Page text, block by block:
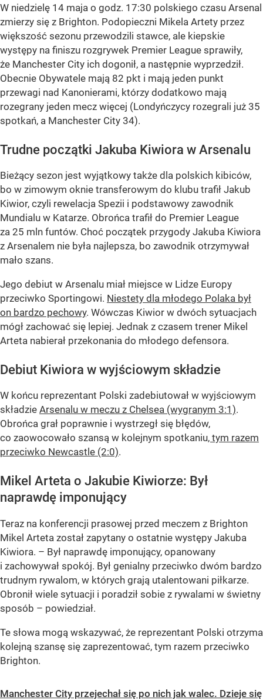
W niedzielę 14 maja o godz. 17:30 polskiego czasu Arsenal
zmierzy się z Brighton. Podopieczni Mikela Artety przez
większość sezonu przewodzili stawce, ale kiepskie
występy na finiszu rozgrywek Premier League sprawiły,
że Manchester City ich dogonił, a następnie wyprzedził.
Obecnie Obywatele mają 82 pkt i mają jeden punkt
przewagi nad Kanonierami, którzy dodatkowo mają
rozegrany jeden mecz więcej (Londyńczycy rozegrali już 35
spotkań, a Manchester City 34).
Trudne początki Jakuba Kiwiora w Arsenalu
Bieżący sezon jest wyjątkowy także dla polskich kibiców,
bo w zimowym oknie transferowym do klubu trafił Jakub
Kiwior, czyli rewelacja Spezii i podstawowy zawodnik
Mundialu w Katarze. Obrońca trafił do Premier League
za 25 mln funtów. Choć początek przygody Jakuba Kiwiora
z Arsenalem nie była najlepsza, bo zawodnik otrzymywał
mało szans.
Jego debiut w Arsenalu miał miejsce w Lidze Europy
przeciwko Sportingowi. Niestety dla młodego Polaka był
on bardzo pechowy. Wówczas Kiwior w dwóch sytuacjach
mógł zachować się lepiej. Jednak z czasem trener Mikel
Arteta nabierał przekonania do młodego defensora.
Debiut Kiwiora w wyjściowym składzie
W końcu reprezentant Polski zadebiutował w wyjściowym
składzie Arsenalu w meczu z Chelsea (wygranym 3:1).
Obrońca grał poprawnie i wystrzegł się błędów,
co zaowocowało szansą w kolejnym spotkaniu, tym razem
przeciwko Newcastle (2:0).
Mikel Arteta o Jakubie Kiwiorze: Był
naprawdę imponujący
Teraz na konferencji prasowej przed meczem z Brighton
Mikel Arteta został zapytany o ostatnie występy Jakuba
Kiwiora. – Był naprawdę imponujący, opanowany
i zachowywał spokój. Był genialny przeciwko dwóm bardzo
trudnym rywalom, w których grają utalentowani piłkarze.
Obronił wiele sytuacji i poradził sobie z rywalami w świetny
sposób – powiedział.
Te słowa mogą wskazywać, że reprezentant Polski otrzyma
kolejną szansę się zaprezentować, tym razem przeciwko
Brighton.
Manchester City przejechał się po nich jak walec. Dzieje się